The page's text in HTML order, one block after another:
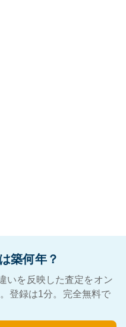
築何年？
いを反映した査定をオン
登録は1分。完全無料で